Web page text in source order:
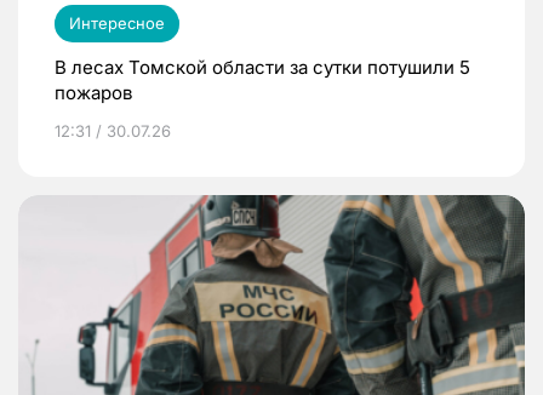
Интересное
В лесах Томской области за сутки потушили 5
пожаров
12:31 / 30.07.26